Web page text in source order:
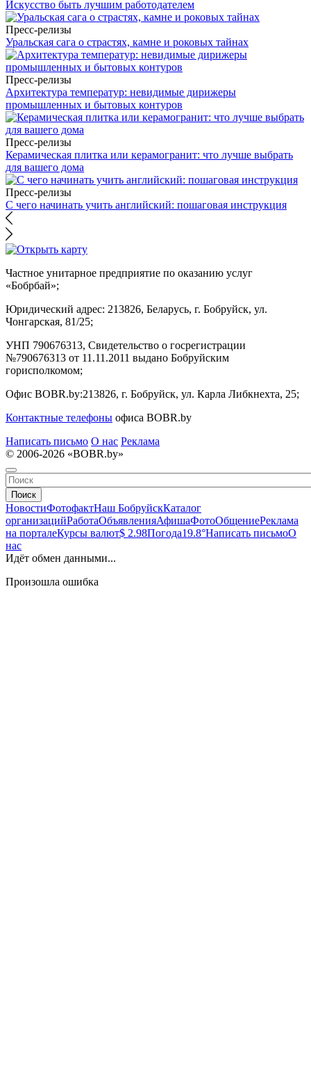
Искусство быть лучшим работодателем
Пресс-релизы
Уральская сага о страстях, камне и роковых тайнах
Пресс-релизы
Архитектура температур: невидимые дирижеры
промышленных и бытовых контуров
Пресс-релизы
Керамическая плитка или керамогранит: что лучше выбрать
для вашего дома
Пресс-релизы
С чего начинать учить английский: пошаговая инструкция
Частное унитарное предприятие по оказанию услуг
«Бобрбай»;
Юридический адрес: 213826, Беларусь, г. Бобруйск, ул.
Чонгарская, 81/25;
УНП 790676313, Свидетельство о госрегистрации
№790676313 от 11.11.2011 выдано Бобруйским
горисполкомом;
Офис BOBR.by:213826, г. Бобруйск, ул. Карла Либкнехта, 25;
Контактные телефоны офиса BOBR.by
Написать письмо О нас Реклама
© 2006-2026 «BOBR.by»
Поиск
НовостиФотофактНаш БобруйскКаталог
организацийРаботаОбъявленияАфишаФотоОбщениеРеклама
на порталеКурсы валют$ 2.98Погода19.8°Написать письмоО
нас
Идёт обмен данными...
Произошла ошибка